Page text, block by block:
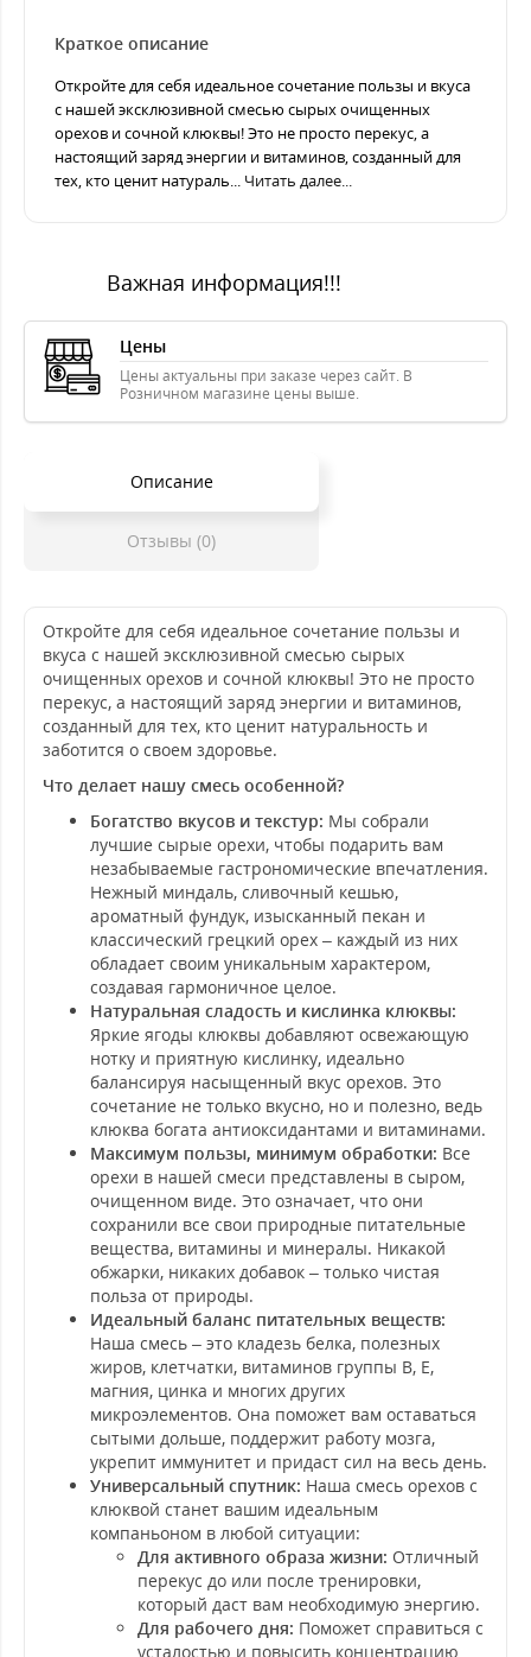
Краткое описание
Откройте для себя идеальное сочетание пользы и вкуса
с нашей эксклюзивной смесью сырых очищенных
орехов и сочной клюквы! Это не просто перекус, а
настоящий заряд энергии и витаминов, созданный для
тех, кто ценит натураль... Читать далее...
Важная информация!!!
Цены
Цены актуальны при заказе через сайт. В
Розничном магазине цены выше.
Описание
Отзывы (0)
Откройте для себя идеальное сочетание пользы и
вкуса с нашей эксклюзивной смесью сырых
очищенных орехов и сочной клюквы! Это не просто
перекус, а настоящий заряд энергии и витаминов,
созданный для тех, кто ценит натуральность и
заботится о своем здоровье.
Что делает нашу смесь особенной?
Богатство вкусов и текстур: Мы собрали
лучшие сырые орехи, чтобы подарить вам
незабываемые гастрономические впечатления.
Нежный миндаль, сливочный кешью,
ароматный фундук, изысканный пекан и
классический грецкий орех – каждый из них
обладает своим уникальным характером,
создавая гармоничное целое.
Натуральная сладость и кислинка клюквы:
Яркие ягоды клюквы добавляют освежающую
нотку и приятную кислинку, идеально
балансируя насыщенный вкус орехов. Это
сочетание не только вкусно, но и полезно, ведь
клюква богата антиоксидантами и витаминами.
Максимум пользы, минимум обработки: Все
орехи в нашей смеси представлены в сыром,
очищенном виде. Это означает, что они
сохранили все свои природные питательные
вещества, витамины и минералы. Никакой
обжарки, никаких добавок – только чистая
польза от природы.
Идеальный баланс питательных веществ:
Наша смесь – это кладезь белка, полезных
жиров, клетчатки, витаминов группы B, E,
магния, цинка и многих других
микроэлементов. Она поможет вам оставаться
сытыми дольше, поддержит работу мозга,
укрепит иммунитет и придаст сил на весь день.
Универсальный спутник: Наша смесь орехов с
клюквой станет вашим идеальным
компаньоном в любой ситуации:
Для активного образа жизни: Отличный
перекус до или после тренировки,
который даст вам необходимую энергию.
Для рабочего дня: Поможет справиться с
усталостью и повысить концентрацию